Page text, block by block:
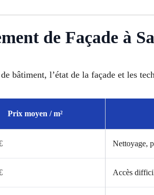
de Façade à
bâtiment, l’état de la façade et les
Prix moyen / m²
Nettoyage,
Accès